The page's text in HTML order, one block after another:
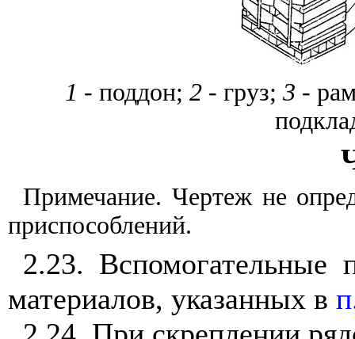
1 - поддон; 2 - груз; 3 -
Примечание. Чертеж не
приспособлений.
2.23. Вспомогательные
материалов, указанных в